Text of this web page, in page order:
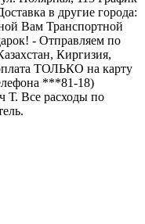
в другие города:
Вам Транспортной
- Отправляем по
Киргизия,
ТОЛЬКО на карту
***81-18)
Т. Все расходы по